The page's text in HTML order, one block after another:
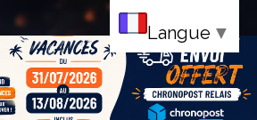
vacance
Langue ▼